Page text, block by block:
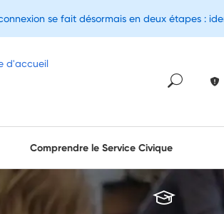
Comprendre le Service Civique
se fait désormais en deux étapes :